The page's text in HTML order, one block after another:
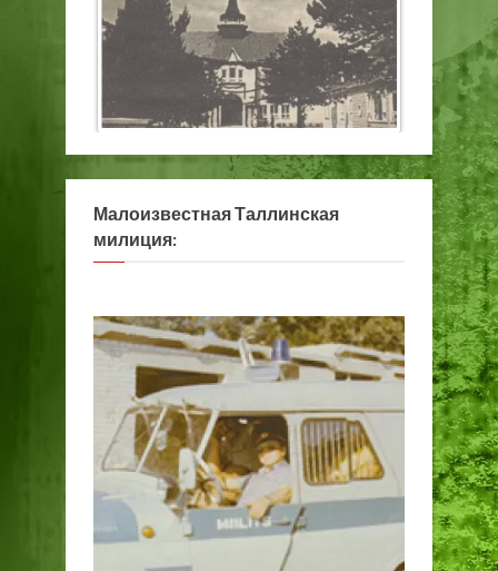
Малоизвестная Таллинская
милиция: